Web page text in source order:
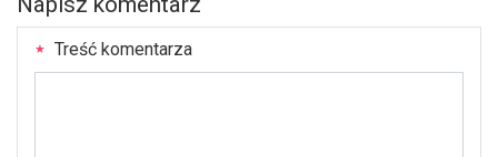
Treść komentarza